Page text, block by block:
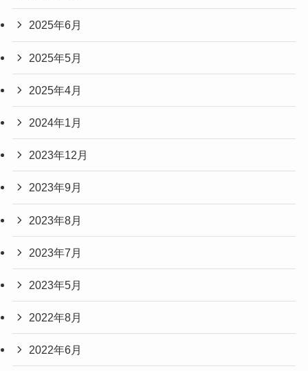
2025年6月
2025年5月
2025年4月
2024年1月
2023年12月
2023年9月
2023年8月
2023年7月
2023年5月
2022年8月
2022年6月